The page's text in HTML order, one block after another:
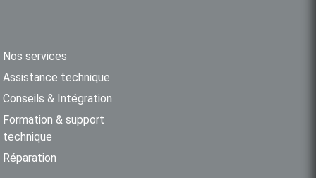
Nos services
Assistance technique
Conseils & Intégration
Formation & support
technique
Réparation